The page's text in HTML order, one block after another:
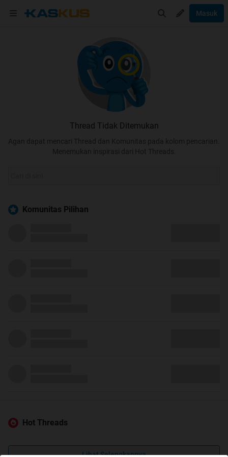
Masuk
Thread Tidak Ditemukan
Agan dapat mencari Thread dan Komunitas pada kolom pencarian.
Menemukan inspirasi dari Hot Threads.
Komunitas Pilihan
Hot Threads
Lihat Selengkapnya